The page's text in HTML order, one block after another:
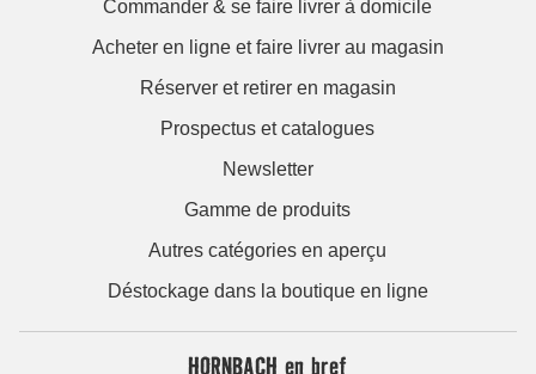
Commander & se faire livrer à domicile
Acheter en ligne et faire livrer au magasin
Réserver et retirer en magasin
Prospectus et catalogues
Newsletter
Gamme de produits
Autres catégories en aperçu
Déstockage dans la boutique en ligne
HORNBACH en bref